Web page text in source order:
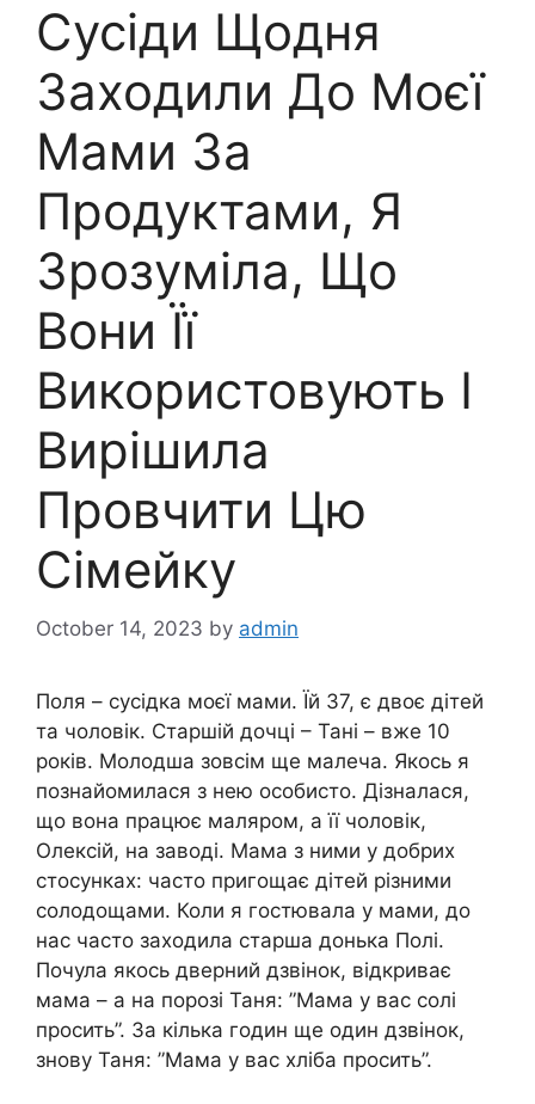
Сусіди Щодня
Заходили До Моєї
Мами За
Продуктами, Я
Зрозуміла, Що
Вони Її
Використовують І
Вирішила
Провчити Цю
Сімейку
October 14, 2023 by admin
Поля – сусідка моєї мами. Їй 37, є двоє дітей
та чоловік. Старшій дочці – Тані – вже 10
років. Молодша зовсім ще малеча. Якось я
познайомилася з нею особисто. Дізналася,
що вона працює маляром, а її чоловік,
Олексій, на заводі. Мама з ними у добрих
стосунках: часто пригощає дітей різними
солодощами. Коли я гостювала у мами, до
нас часто заходила старша донька Полі.
Почула якось дверний дзвінок, відкриває
мама – а на порозі Таня: ”Мама у вас солі
просить”. За кілька годин ще один дзвінок,
знову Таня: ”Мама у вас хліба просить”.